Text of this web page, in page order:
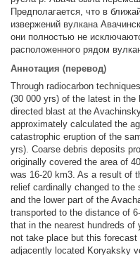
Предполагается, что в
извержений вулкана
они полностью не
расположенного рядом
Аннотация (перевод)
Through radiocarbon
(30 000 yrs) of the latest in the
directed blast at the
approximately calculated the
catastrophic eruption of the
yrs). Coarse debris deposits
originally covered the area of
was 16-20 km3. As a result of
relief cardinally changed to the
and the lower part of the
transported to the distance of
that in the nearest hundreds of
not take place but this
adjacently located Koryaksky